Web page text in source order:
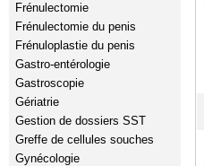
Frénulectomie
Frénulectomie du penis
Frénuloplastie du penis
Gastro-entérologie
Gastroscopie
Gériatrie
Gestion de dossiers SST
Greffe de cellules souches
Gynécologie